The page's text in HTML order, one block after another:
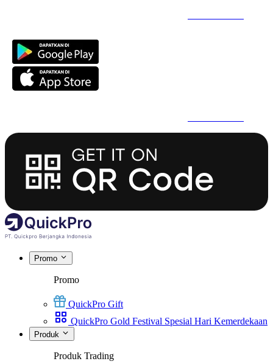
Promo
Promo
QuickPro Gift
QuickPro Gold Festival Spesial Hari Kemerdekaan
Produk
Produk Trading